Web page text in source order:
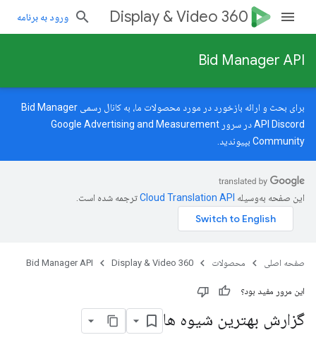
Display & Video 360 ورود به برنامه
Bid Manager API
برای بحث و ارائه بازخورد در مورد محصولات ما، به کانال رسمی Bid Manager
API Discord در سرور
Google Advertising and Measurement
Community بپیوندید.
این صفحه به‌وسیله ترجمه شده است.
صفحه اصلی محصولات Display & Video 360
Bid Manager API
این مرور مفید بود؟
گزارش بهترین شیوه ها